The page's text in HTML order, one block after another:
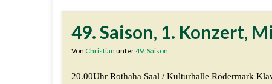
49. Saison, 1. Konzert,
Von Christian unter49. Saison
20.00Uhr Rothaha Saal / Kulturhalle Rödermark